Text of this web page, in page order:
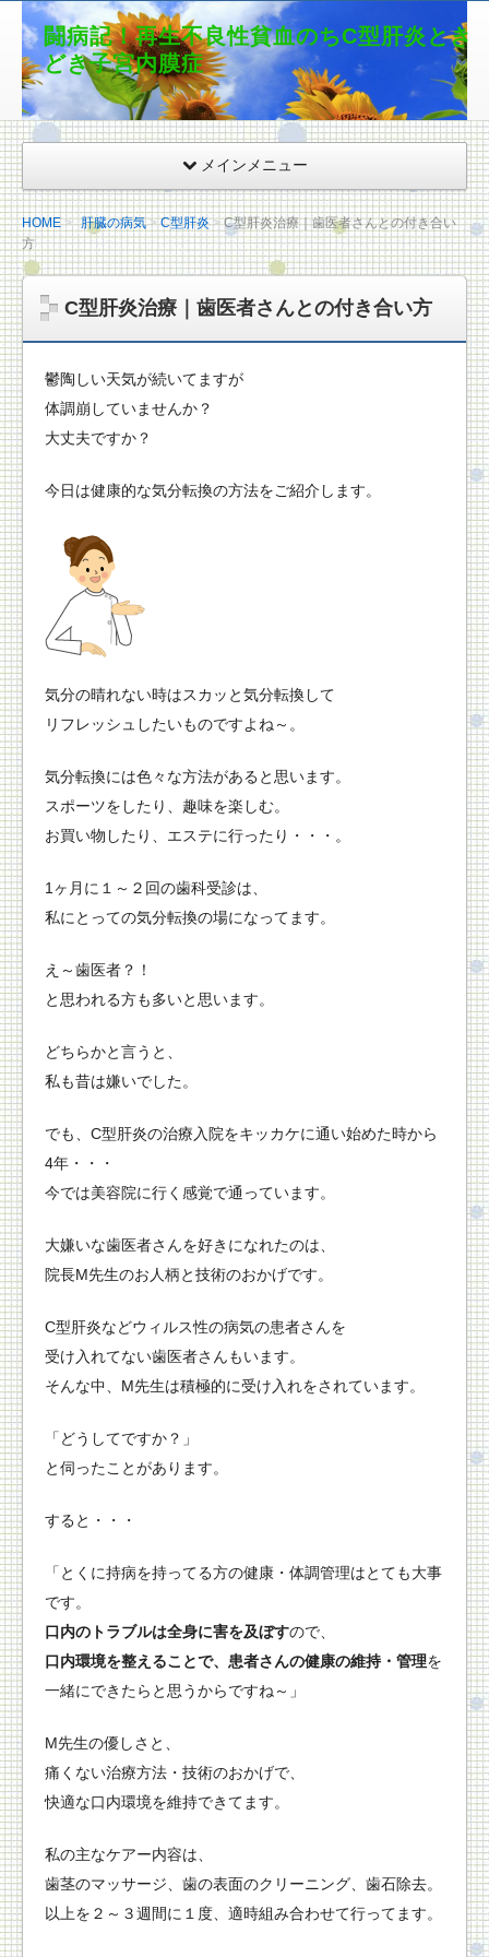
闘病記！再生不良性貧血のちC型肝炎とき
どき子宮内膜症
メインメニュー
HOME 肝臓の病気 C型肝炎
C型肝炎治療｜歯医者さんとの付き合い
方
C型肝炎治療｜歯医者さんとの付き合い方
鬱陶しい天気が続いてますが
体調崩していませんか？
大丈夫ですか？
今日は健康的な気分転換の方法をご紹介します。
気分の晴れない時はスカッと気分転換して
リフレッシュしたいものですよね～。
気分転換には色々な方法があると思います。
スポーツをしたり、趣味を楽しむ。
お買い物したり、エステに行ったり・・・。
1ヶ月に１～２回の歯科受診は、
私にとっての気分転換の場になってます。
え～歯医者？！
と思われる方も多いと思います。
どちらかと言うと、
私も昔は嫌いでした。
でも、C型肝炎の治療入院をキッカケに通い始めた時から
4年・・・
今では美容院に行く感覚で通っています。
大嫌いな歯医者さんを好きになれたのは、
院長M先生のお人柄と技術のおかげです。
C型肝炎などウィルス性の病気の患者さんを
受け入れてない歯医者さんもいます。
そんな中、M先生は積極的に受け入れをされています。
「どうしてですか？」
と伺ったことがあります。
すると・・・
「とくに持病を持ってる方の健康・体調管理はとても大事
です。
口内のトラブルは全身に害を及ぼすので、
口内環境を整えることで、患者さんの健康の維持・管理を
一緒にできたらと思うからですね～」
M先生の優しさと、
痛くない治療方法・技術のおかげで、
快適な口内環境を維持できてます。
私の主なケアー内容は、
歯茎のマッサージ、歯の表面のクリーニング、歯石除去。
以上を２～３週間に１度、適時組み合わせて行ってます。